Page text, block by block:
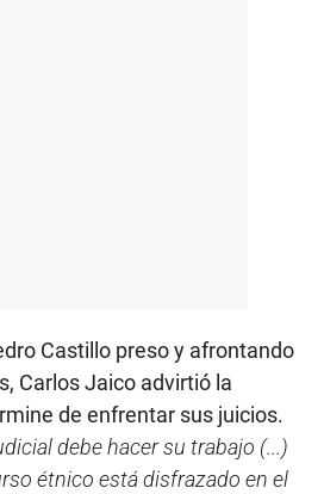
Castillo preso y afrontando
Carlos Jaico advirtió la
de enfrentar sus juicios.
debe hacer su trabajo (...)
étnico está disfrazado en el